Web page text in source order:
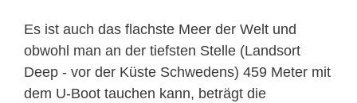
Es ist auch das flachste Meer der Welt und
obwohl man an der tiefsten Stelle (Landsort
Deep - vor der Küste Schwedens) 459 Meter mit
dem U-Boot tauchen kann, beträgt die